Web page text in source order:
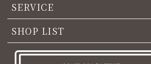
SERVICE
SHOP LIST